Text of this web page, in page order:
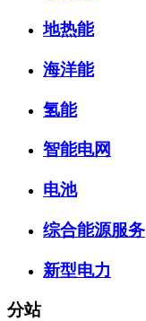
地热能
海洋能
氢能
智能电网
电池
综合能源服务
新型电力
分站